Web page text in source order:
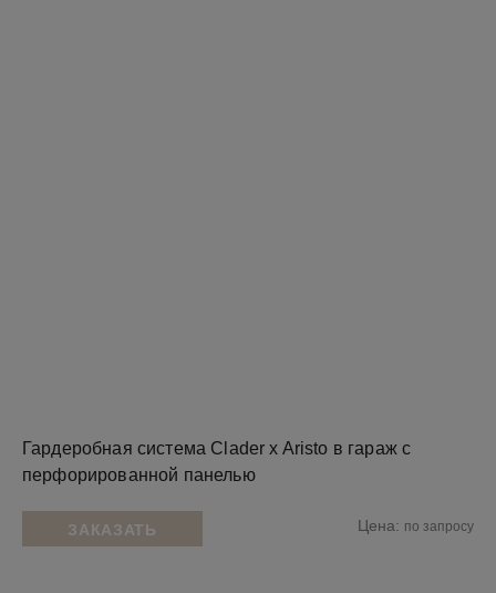
Гардеробная система Clader x Aristo в гараж с
перфорированной панелью
ЗАКАЗАТЬ Цена: по запросу